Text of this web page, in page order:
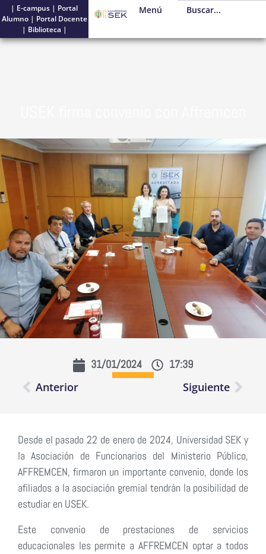
| E-campus | Portal
Alumno| Portal Docente
| Biblioteca |
Menú
31/01/2024 17:39
Anterior Siguiente
Desde el pasado 22 de enero de 2024, Universidad SEK y
la Asociación de Funcionarios del Ministerio Público,
AFFREMCEN, firmaron un importante convenio, donde los
afiliados a la asociación gremial tendrán la posibilidad de
estudiar en USEK.
Este convenio de prestaciones de servicios
educacionales les permite a AFFREMCEN optar a todos